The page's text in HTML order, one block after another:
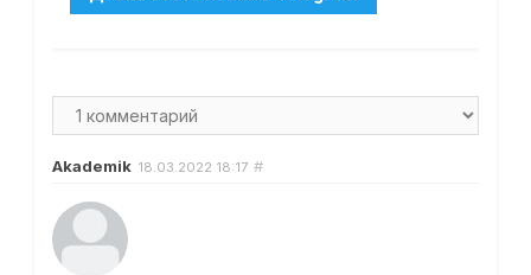
Akademik 18.03.2022 18:17 #